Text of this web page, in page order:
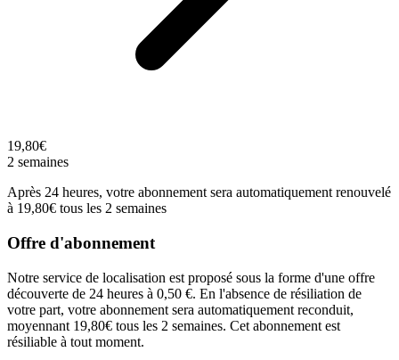
19,80€
2 semaines
Après 24 heures, votre abonnement sera automatiquement renouvelé
à 19,80€ tous les 2 semaines
Offre d'abonnement
Notre service de localisation est proposé sous la forme d'une offre
découverte de 24 heures à 0,50 €. En l'absence de résiliation de
votre part, votre abonnement sera automatiquement reconduit,
moyennant 19,80€ tous les 2 semaines. Cet abonnement est
résiliable à tout moment.